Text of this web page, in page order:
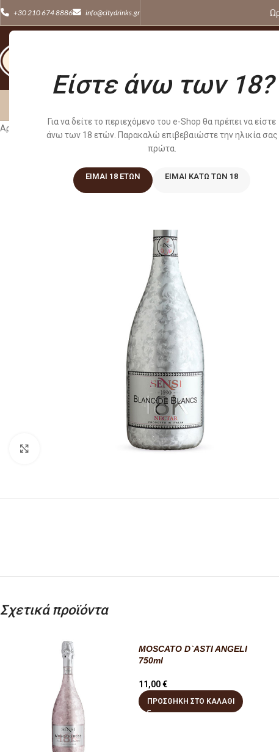
Είστε άνω των 18?
Για να δείτε το περιεχόμενο του e-Shop θα πρέπει να είστε
άνω των 18 ετών. Παρακαλώ επιβεβαιώστε την ηλικία σας
πρώτα.
ΕΊΜΑΙ 18 ΕΤΏΝ ΕΊΜΑΙ ΚΆΤΩ ΤΩΝ 18
+30 210 674 8886 info@citydrinks.gr
Αρχική σελίδα ΑΦΡΩΔΕΙΣ ΟΙΝΟΙ SENSI SILVER BLANC DE
Σχετικά προϊόντα
MOSCATO D`ASTI ANGELI
750ml
11,00€
ΠΡΟΣΘΉΚΗ ΣΤΟ ΚΑΛΆΘΙ